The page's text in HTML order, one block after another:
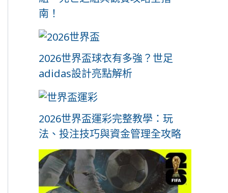
南！
2026世界盃球衣有多強？世足
adidas設計亮點解析
2026世界盃運彩完整教學：玩
法、投注技巧與資金管理全攻略